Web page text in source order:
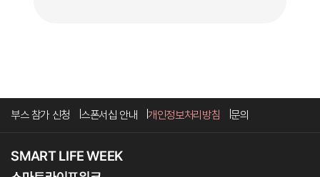
부스 참가 신청 스폰서십 안내 개인정보처리방침 문의